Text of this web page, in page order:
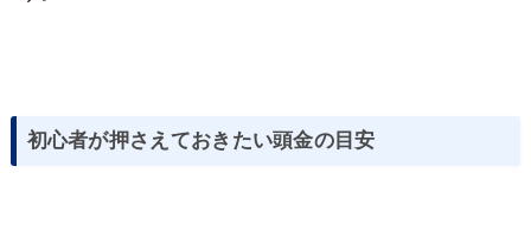
初心者が押さえておきたい頭金の目安